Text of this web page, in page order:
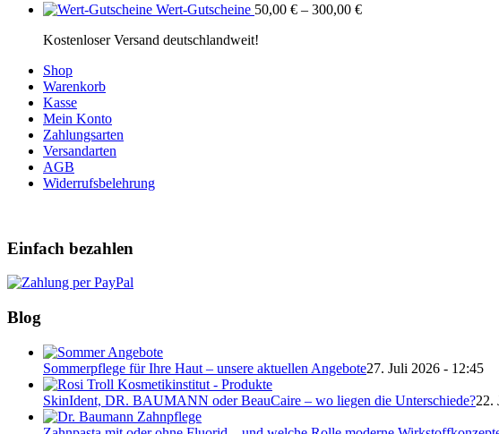
Wert-Gutscheine 50,00 € – 300,00 €
Kostenloser Versand deutschlandweit!
Shop
Warenkorb
Kasse
Mein Konto
Zahlungsarten
Versandarten
AGB
Widerrufsbelehrung
Einfach bezahlen
Blog
Sommerpflege für Ihre Haut – unsere aktuellen Angebote27. Juli 2026 - 12:45
SkinIdent, DR. BAUMANN oder BeauCaire – wo liegen die Unterschiede?22.